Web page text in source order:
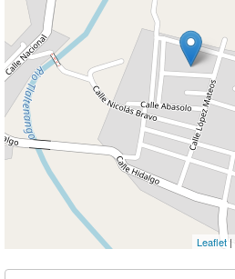
Leaflet|